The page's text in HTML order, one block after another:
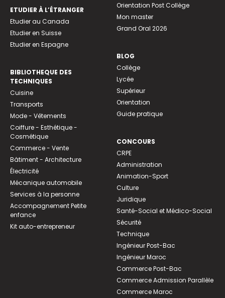
ETUDIER À L’ÉTRANGER
Etudier au Canada
Etudier en Suisse
Etudier en Espagne
BIBLIOTHEQUE DES
TECHNIQUES
Cuisine
Transports
Mode - Vêtements
Coiffure - Esthétique -
Cosmétique
Commerce - Vente
Bâtiment - Architecture
Électricité
Mécanique automobile
Services à la personne
Accompagnement Petite
enfance
Kit auto-entrepreneur
Orientation Post Collège
Mon master
Grand Oral 2026
BLOG
Collège
Lycée
Supérieur
Orientation
Guide pratique
CONCOURS
CRPE
Administration
Animation-Sport
Culture
Juridique
Santé-Social et Médico-Social
Sécurité
Technique
Ingénieur Post-Bac
Ingénieur Maroc
Commerce Post-Bac
Commerce Admission Parallèle
Commerce Maroc